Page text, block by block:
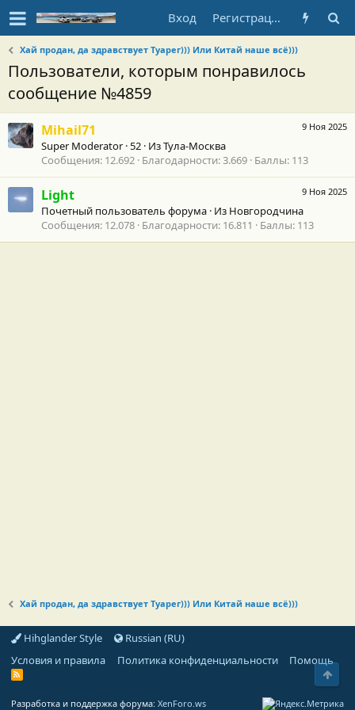
Вход Регистрация
Хай продан, да здравствует Туарег))) Или Китай наше всё)))
Пользователи, которым понравилось
сообщение №4859
9 Ноя 2025
Mihail71
Super Moderator ·52 · ИзТула-Москва
Сообщения 12.692 Благодарности 3.669 Баллы 113
9 Ноя 2025
Light
Почетный пользователь форума · Из Новгородчина
Сообщения 12.078 Благодарности 16.811 Баллы 113
Хай продан, да здравствует Туарег))) Или Китай наше всё)))
Hihglander Style
Russian (RU)
Условия и правила
Политика конфиденциальности Помощь
R
Разработка и поддержка форума: XenForo.ws